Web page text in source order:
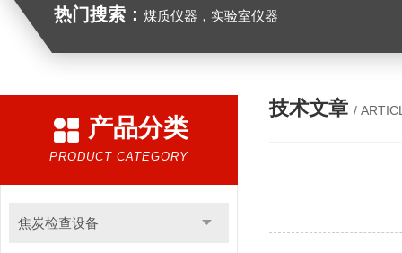
热门搜索： 煤质仪器，实验室仪器
产品分类
PRODUCT CATEGORY
焦炭检查设备
技术文章 /